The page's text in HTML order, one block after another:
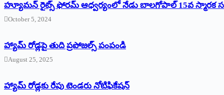
హ్యూమన్‌ రైట్స్‌ ఫోరమ్‌ ఆధ్వర్యంలో నేడు బాలగోపాల్‌ 15వ స్మారక
October 5, 2024
హ్యామ్‌ రోడ్లపై తుది ప్రపోజల్స్‌ పంపండి
August 25, 2025
హ్యామ్‌ రోడ్లకు రేపు టెండరు నోటిఫికేషన్‌